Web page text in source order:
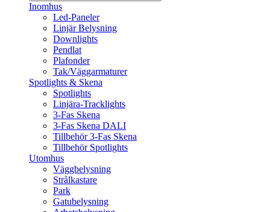
Inomhus
Led-Paneler
Linjär Belysning
Downlights
Pendlat
Plafonder
Tak/Väggarmaturer
Spotlights & Skena
Spotlights
Linjära-Tracklights
3-Fas Skena
3-Fas Skena DALI
Tillbehör 3-Fas Skena
Tillbehör Spotlights
Utomhus
Väggbelysning
Strålkastare
Park
Gatubelysning